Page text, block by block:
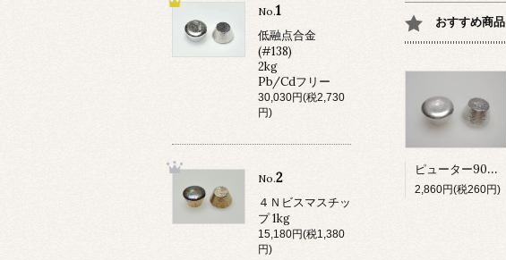
おすすめ商品
ピューター90%チップ 200g
2,860円(税260円)
No.1
低融点合金
(#138)
2kg
Pb/Cdフリー
30,030円(税2,730
円)
No.2
４Ｎビスマスチッ
プ 1kg
15,180円(税1,380
円)